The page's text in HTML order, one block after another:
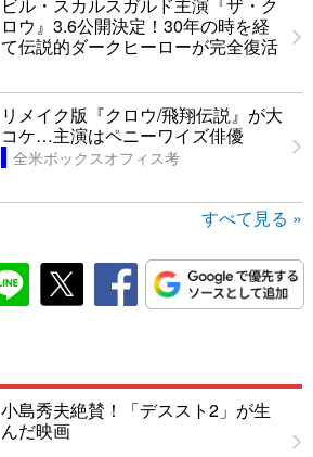
ビル・スカルスガルド主演『ザ・ク
ロウ』3.6公開決定！30年の時を経
て伝説的ダークヒーローが完全復活
リメイク版『クロウ/飛翔伝説』が大
コケ…主演はペニーワイズ俳優
全米ボックスオフィス考
すべて見る »
小島秀夫絶賛！「デススト2」が生
んだ映画